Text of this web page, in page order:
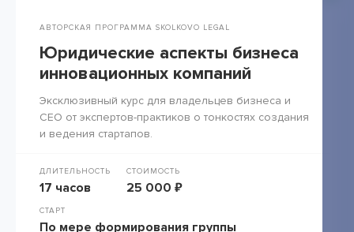
АВТОРСКАЯ ПРОГРАММА SKOLKOVO LEGAL
Юридические аспекты бизнеса
инновационных компаний
Эксклюзивный курс для владельцев бизнеса и
СЕО от экспертов-практиков о тонкостях создания
и ведения стартапов.
ДЛИТЕЛЬНОСТЬ
17 часов
СТОИМОСТЬ
25 000 ₽
СТАРТ
По мере формирования группы